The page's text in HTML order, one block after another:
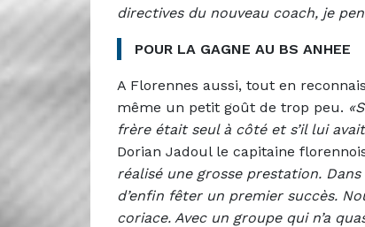
directives du nouveau coach, je
POUR LA GAGNE AU BS ANHEE
A Florennes aussi, tout en
même un petit goût de trop peu.
frère était seul à côté et s’il lui
Dorian Jadoul le capitaine
réalisé une grosse prestation.
d’enfin fêter un premier succès.
coriace. Avec un groupe qui n’a